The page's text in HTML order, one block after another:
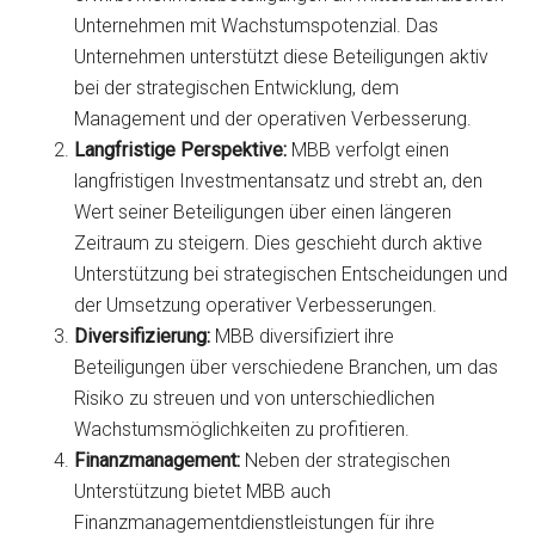
Unternehmen mit Wachstumspotenzial. Das
Unternehmen unterstützt diese Beteiligungen aktiv
bei der strategischen Entwicklung, dem
Management und der operativen Verbesserung.
Langfristige Perspektive: MBB verfolgt einen
langfristigen Investmentansatz und strebt an, den
Wert seiner Beteiligungen über einen längeren
Zeitraum zu steigern. Dies geschieht durch aktive
Unterstützung bei strategischen Entscheidungen und
der Umsetzung operativer Verbesserungen.
Diversifizierung: MBB diversifiziert ihre
Beteiligungen über verschiedene Branchen, um das
Risiko zu streuen und von unterschiedlichen
Wachstumsmöglichkeiten zu profitieren.
Finanzmanagement: Neben der strategischen
Unterstützung bietet MBB auch
Finanzmanagementdienstleistungen für ihre